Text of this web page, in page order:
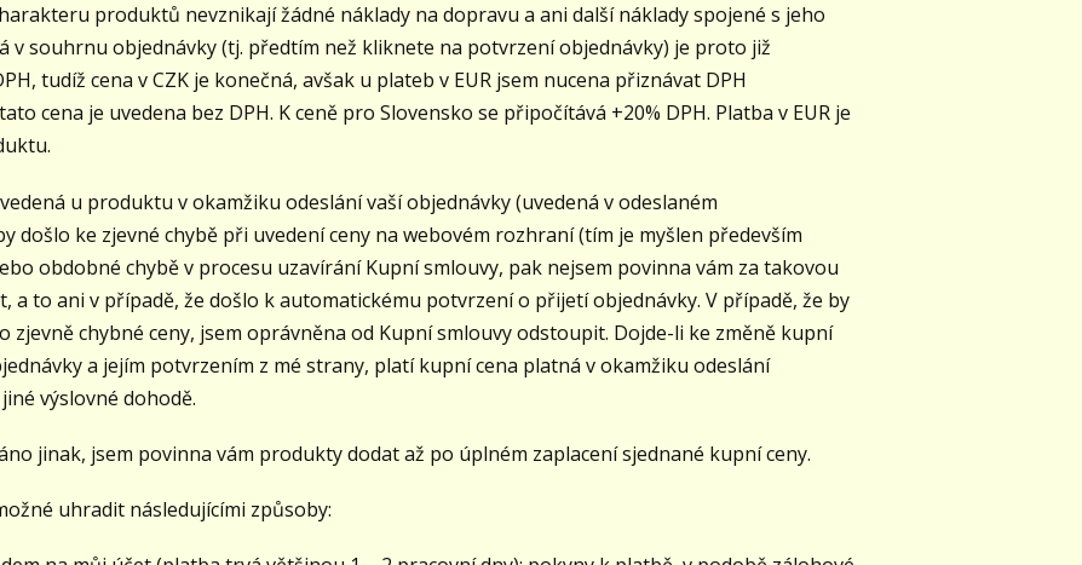
produktů nevznikají žádné náklady na dopravu a ani další náklady spojené s jeho
v souhrnu objednávky (tj. předtím než kliknete na potvrzení objednávky) je proto již
tudíž cena v CZK je konečná, avšak u plateb v EUR jsem nucena přiznávat DPH
cena je uvedena bez DPH. K ceně pro Slovensko se připočítává +20% DPH. Platba v EUR je
u produktu v okamžiku odeslání vaší objednávky (uvedená v odeslaném
došlo ke zjevné chybě při uvedení ceny na webovém rozhraní (tím je myšlen především
obdobné chybě v procesu uzavírání Kupní smlouvy, pak nejsem povinna vám za takovou
a to ani v případě, že došlo k automatickému potvrzení o přijetí objednávky. V případě, že by
zjevně chybné ceny, jsem oprávněna od Kupní smlouvy odstoupit. Dojde-li ke změně kupní
a jejím potvrzením z mé strany, platí kupní cena platná v okamžiku odeslání
výslovné dohodě.
jinak, jsem povinna vám produkty dodat až po úplném zaplacení sjednané kupní ceny.
uhradit následujícími způsoby: